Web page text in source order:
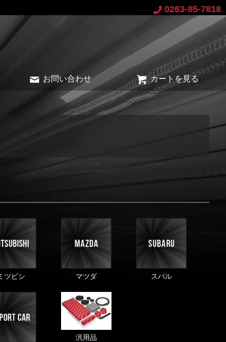
0263-85-7818
お問い合わせ カートを見る
ツビシ マツダ スバル
汎用品